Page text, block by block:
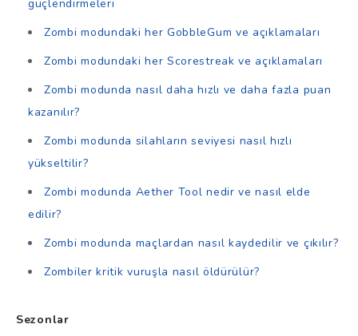
güçlendirmeleri
Zombi modundaki her GobbleGum ve açıklamaları
Zombi modundaki her Scorestreak ve açıklamaları
Zombi modunda nasıl daha hızlı ve daha fazla puan
kazanılır?
Zombi modunda silahların seviyesi nasıl hızlı
yükseltilir?
Zombi modunda Aether Tool nedir ve nasıl elde
edilir?
Zombi modunda maçlardan nasıl kaydedilir ve çıkılır?
Zombiler kritik vuruşla nasıl öldürülür?
Sezonlar